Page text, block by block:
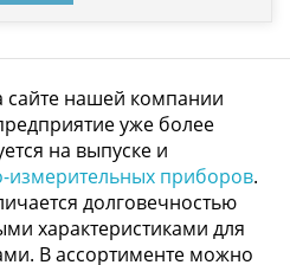
сайте нашей компании
уже более
на выпуске и
измерительных приборов.
долговечностью
характеристиками для
В ассортименте можно